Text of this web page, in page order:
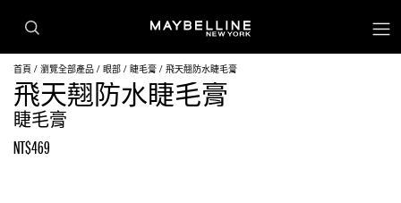
首頁 瀏覽全部產品 眼部 睫毛膏 飛天翹防水睫毛膏
飛天翹防水睫毛膏
睫毛膏
NT$469